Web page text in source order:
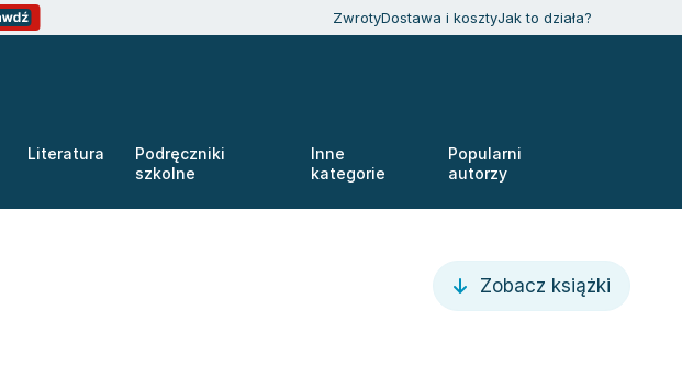
ZwrotyDostawa i kosztyJak to działa?
Literatura
Podręczniki
szkolne
Inne
kategorie
Popularni
autorzy
Zobacz książki